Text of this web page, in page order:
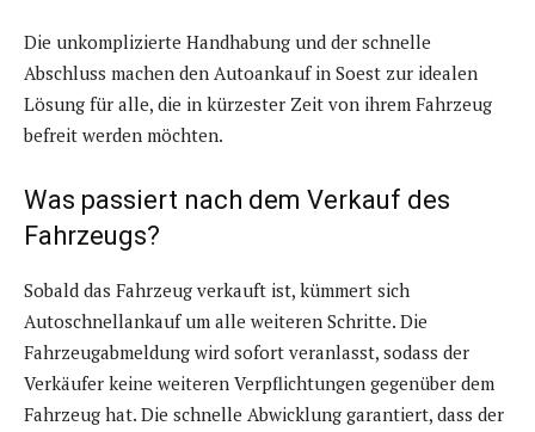
Die unkomplizierte Handhabung und der schnelle
Abschluss machen den Autoankauf in Soest zur idealen
Lösung für alle, die in kürzester Zeit von ihrem Fahrzeug
befreit werden möchten.
Was passiert nach dem Verkauf des
Fahrzeugs?
Sobald das Fahrzeug verkauft ist, kümmert sich
Autoschnellankauf um alle weiteren Schritte. Die
Fahrzeugabmeldung wird sofort veranlasst, sodass der
Verkäufer keine weiteren Verpflichtungen gegenüber dem
Fahrzeug hat. Die schnelle Abwicklung garantiert, dass der